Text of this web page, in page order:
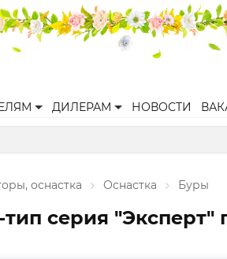
ДИЛЕРАМ НОВОСТИ
оснастка Оснастка Буры
серия "Эксперт"